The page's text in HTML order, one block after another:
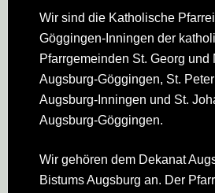
Footer
Wir sind die Katholische
Göggingen-Inningen der
Pfarrgemeinden St. Georg und
Augsburg-Göggingen, St.
Augsburg-Inningen und St.
Augsburg-Göggingen.
Wir gehören dem Dekanat
Bistums Augsburg an. Der